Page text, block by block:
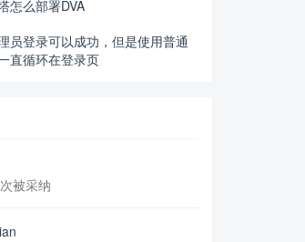
怎么部署DVA
员登录可以成功，但是使用普通
直循环在登录页
被采纳